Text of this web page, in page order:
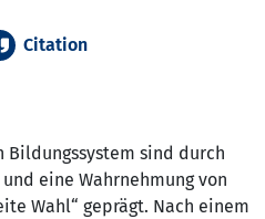
Bildungssystem sind durch
eine Wahrnehmung von
Wahl“ geprägt. Nach einem
Citation